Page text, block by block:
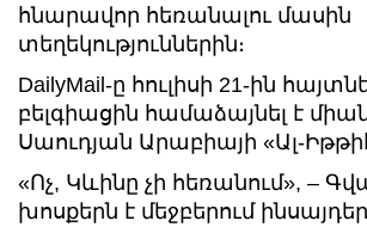
հնարավոր հեռանալու մասին
տեղեկություններին։
DailyMail-ը հուլիսի 21-ին
բելգիացին համաձայնել է
Սաուդյան Արաբիայի «Ալ-
«Ոչ, Կևինը չի հեռանում», –
խոսքերն է մեջբերում